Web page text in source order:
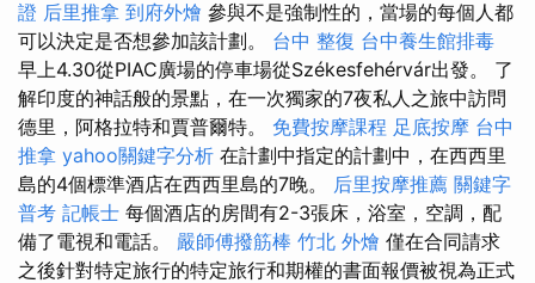
證 后里推拿 到府外燴 參與不是強制性的，當場的每個人都
可以決定是否想參加該計劃。 台中 整復 台中養生館排毒
早上4.30從PIAC廣場的停車場從Székesfehérvár出發。 了
解印度的神話般的景點，在一次獨家的7夜私人之旅中訪問
德里，阿格拉特和賈普爾特。 免費按摩課程 足底按摩 台中
推拿 yahoo關鍵字分析 在計劃中指定的計劃中，在西西里
島的4個標準酒店在西西里島的7晚。 后里按摩推薦 關鍵字
普考 記帳士 每個酒店的房間有2-3張床，浴室，空調，配
備了電視和電話。 嚴師傅撥筋棒 竹北 外燴 僅在合同請求
之後針對特定旅行的特定旅行和期權的書面報價被視為正式